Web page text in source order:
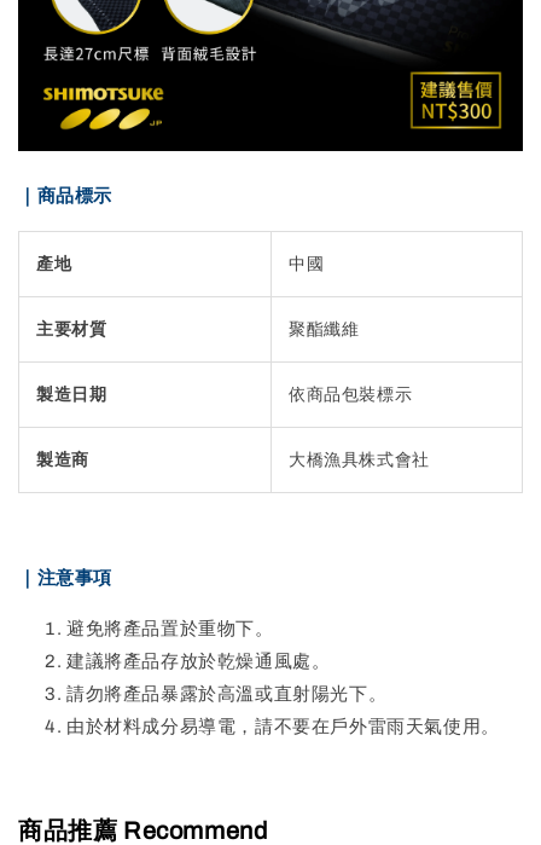
｜商品標示
產地 中國
主要材質 聚酯纖維
製造日期 依商品包裝標示
製造商 大橋漁具株式會社
｜注意事項
避免將產品置於重物下。
建議將產品存放於乾燥通風處。
請勿將產品暴露於高溫或直射陽光下。
由於材料成分易導電，請不要在戶外雷雨天氣使用。
商品推薦 Recommend